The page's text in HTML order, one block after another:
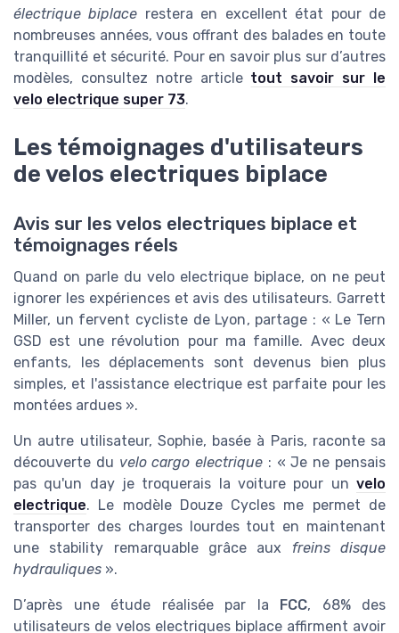
électrique biplace restera en excellent état pour de
nombreuses années, vous offrant des balades en toute
tranquillité et sécurité. Pour en savoir plus sur d’autres
modèles, consultez notre article tout savoir sur le
velo electrique super 73.
Les témoignages d'utilisateurs
de velos electriques biplace
Avis sur les velos electriques biplace et
témoignages réels
Quand on parle du velo electrique biplace, on ne peut
ignorer les expériences et avis des utilisateurs. Garrett
Miller, un fervent cycliste de Lyon, partage : « Le Tern
GSD est une révolution pour ma famille. Avec deux
enfants, les déplacements sont devenus bien plus
simples, et l'assistance electrique est parfaite pour les
montées ardues ».
Un autre utilisateur, Sophie, basée à Paris, raconte sa
découverte du velo cargo electrique : « Je ne pensais
pas qu'un day je troquerais la voiture pour un velo
electrique. Le modèle Douze Cycles me permet de
transporter des charges lourdes tout en maintenant
une stability remarquable grâce aux freins disque
hydrauliques ».
D’après une étude réalisée par la FCC, 68% des
utilisateurs de velos electriques biplace affirment avoir